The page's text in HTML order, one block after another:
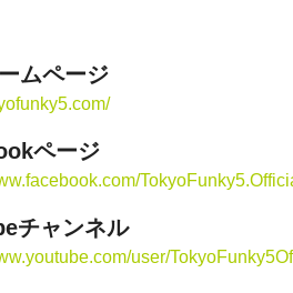
ムページ
ページ
チャンネル
user/